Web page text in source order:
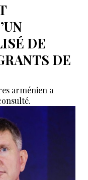
DE
DE
arménien a